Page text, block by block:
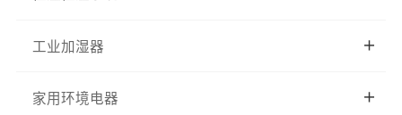
工业加湿器
家用环境电器